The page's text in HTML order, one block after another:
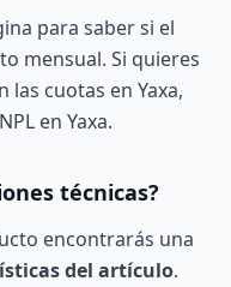
para saber si el
mensual. Si quieres
cuotas en Yaxa,
en Yaxa.
técnicas?
encontrarás una
del artículo.